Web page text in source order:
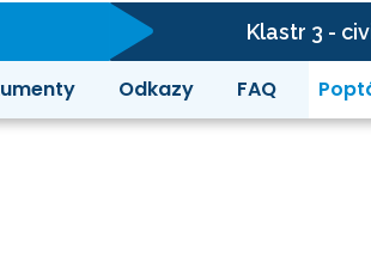
Klastr 3 -
Odkazy FAQ